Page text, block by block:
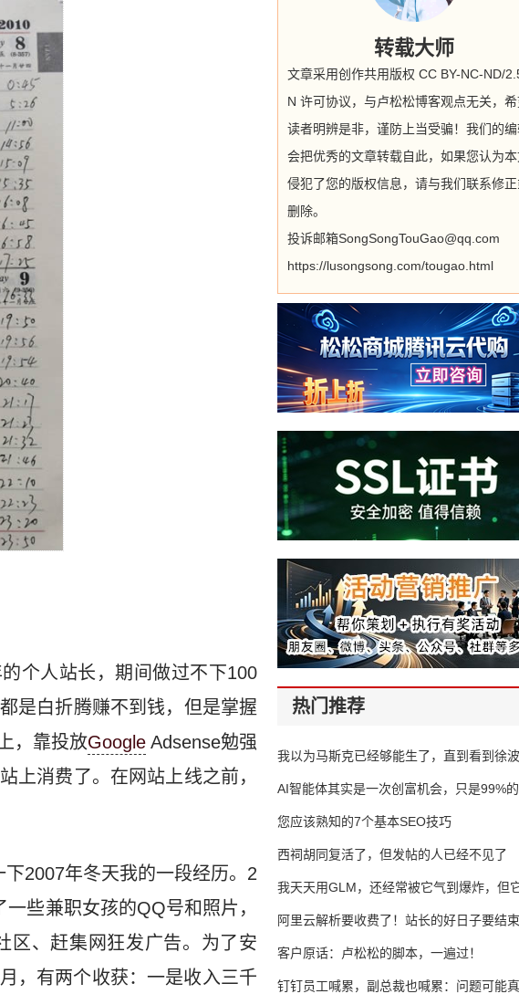
个人站长，期间做过不下100
是白折腾赚不到钱，但是掌握
，靠投放GoogleAdsense勉强
上消费了。在网站上线之前，
2007年冬天我的一段经历。2
一些兼职女孩的QQ号和照片，
区、赶集网狂发广告。为了安
，有两个收获：一是收入三千
转载大师
文章采用创作共用版权 CC BY-NC-ND/
N 许可协议，与卢松松博客观点无关，
读者明辨是非，谨防上当受骗！我们的
会把优秀的文章转载自此，如果您认为
侵犯了您的版权信息，请与我们联系修
删除。
投诉邮箱SongSongTouGao@qq.com
https://lusongsong.com/tougao.html
热门推荐
我以为马斯克已经够能生了，直到看到
AI智能体其实是一次创富机会，只是99%
错过了
您应该熟知的7个基本SEO技巧
西祠胡同复活了，但发帖的人已经不见了
我天天用GLM，还经常被它气到爆炸，但
16万亿
阿里云解析要收费了！站长的好日子要结
客户原话：卢松松的脚本，一遍过！
钉钉员工喊累，副总裁也喊累：问题可能